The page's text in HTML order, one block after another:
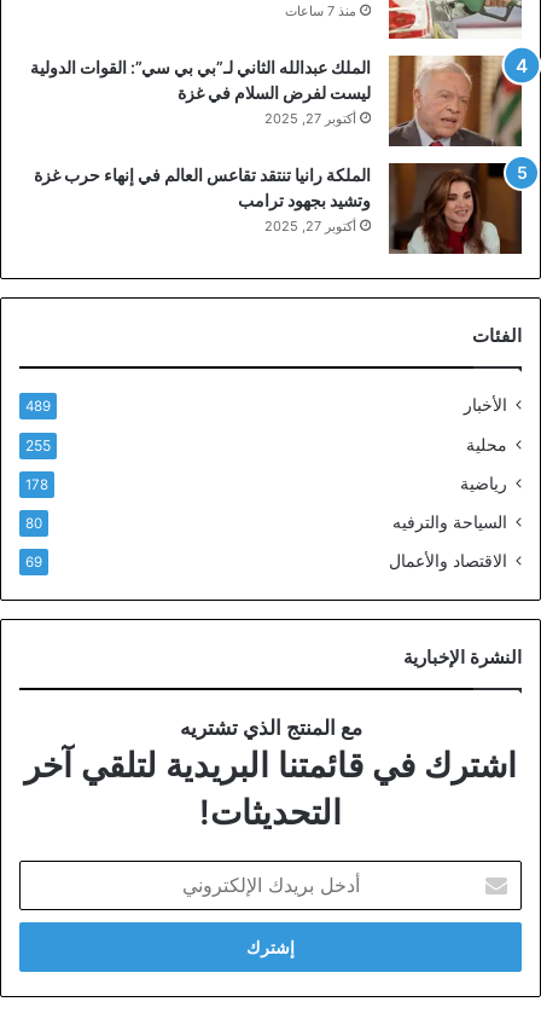
منذ 7 ساعات
الملك عبدالله الثاني لـ”بي بي سي”: القوات الدولية
ليست لفرض السلام في غزة
أكتوبر 27, 2025
الملكة رانيا تنتقد تقاعس العالم في إنهاء حرب غزة
وتشيد بجهود ترامب
أكتوبر 27, 2025
الفئات
الأخبار 489
محلية 255
رياضية 178
السياحة والترفيه 80
الاقتصاد والأعمال 69
النشرة الإخبارية
مع المنتج الذي تشتريه
اشترك في قائمتنا البريدية لتلقي آخر
التحديثات!
بريدك
الإلكتروني